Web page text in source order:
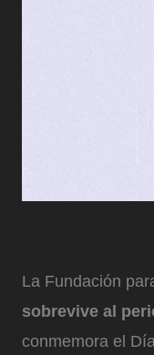
La Fundación
sobrevive al
conmemora el